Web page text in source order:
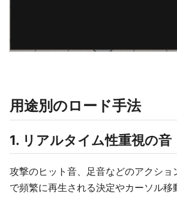
用途別のロード手法
1. リアルタイム性重視の音
攻撃のヒット音、足音などのアクショ
で頻繁に再生される決定やカーソル移